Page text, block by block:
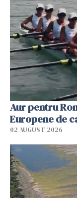
Aur pentru
Europene de
02 AUGUST 2026